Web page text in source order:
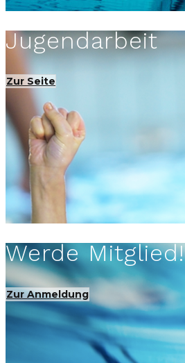
Jugendarbeit
Zur Seite
Werde Mitglied!
Zur Anmeldung